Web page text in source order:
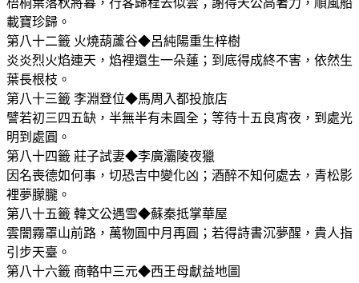
梧桐葉落秋將暮，行客歸程去似雲；謝得天公高著力，順風船
載寶珍歸。
第八十二籤 火燒葫蘆谷◆呂純陽重生梓樹
炎炎烈火焰連天，焰裡還生一朵蓮；到底得成終不害，依然生
葉長根枝。
第八十三籤 李淵登位◆馬周入都投旅店
譬若初三四五缺，半無半有未圓全；等待十五良宵夜，到處光
明到處圓。
第八十四籤 莊子試妻◆李廣灞陵夜獵
因名喪德如何事，切恐吉中變化凶；酒醉不知何處去，青松影
裡夢朦朧。
第八十五籤 韓文公遇雪◆蘇秦抵掌華屋
雲闇霧罩山前路，萬物圓中月再圓；若得詩書沉夢醒，貴人指
引步天臺。
第八十六籤 商輅中三元◆西王母獻益地圖